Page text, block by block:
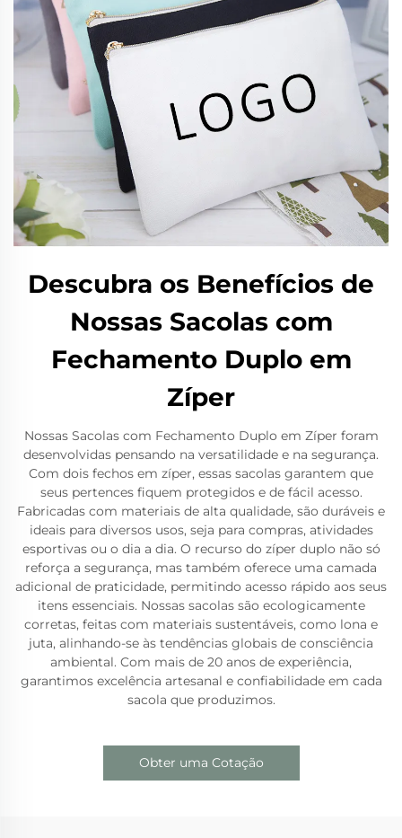
Descubra os Benefícios de
Nossas Sacolas com
Fechamento Duplo em
Zíper
Nossas Sacolas com Fechamento Duplo em Zíper foram
desenvolvidas pensando na versatilidade e na segurança.
Com dois fechos em zíper, essas sacolas garantem que
seus pertences fiquem protegidos e de fácil acesso.
Fabricadas com materiais de alta qualidade, são duráveis e
ideais para diversos usos, seja para compras, atividades
esportivas ou o dia a dia. O recurso do zíper duplo não só
reforça a segurança, mas também oferece uma camada
adicional de praticidade, permitindo acesso rápido aos seus
itens essenciais. Nossas sacolas são ecologicamente
corretas, feitas com materiais sustentáveis, como lona e
juta, alinhando-se às tendências globais de consciência
ambiental. Com mais de 20 anos de experiência,
garantimos excelência artesanal e confiabilidade em cada
sacola que produzimos.
Obter uma Cotação